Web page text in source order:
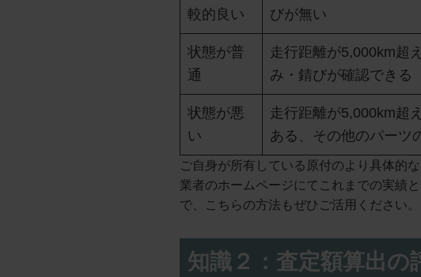
較的良い
びが無い
状態が普
通
走行距離が5,000km超
み・錆びが確認できる
状態が悪
い
走行距離が5,000km超
ある、その他のパーツ
ご自身が所有している原付のより具体的
業者のホームページにてこれまでの実績
で、こちらの方法もぜひご活用ください。
知識２：査定額算出の